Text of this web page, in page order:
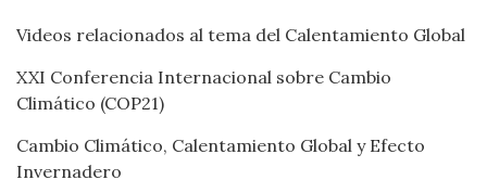
Videos relacionados al tema del Calentamiento Global
XXI Conferencia Internacional sobre Cambio
Climático (COP21)
Cambio Climático, Calentamiento Global y Efecto
Invernadero